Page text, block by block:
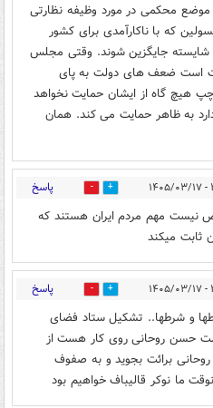
محکمی در مورد وظیفه نظارتی
که با ناکارآمدی برای کشور
شایسته جایگزین شوند. وقتی مجلس
است ضعف های دولت به پای
هیچ گاه از ایشان حمایت نخواهد
به ظاهر حمایت می کند. همان
1 پاسخ
نیست مهم مردم ایران هستند که
ثابت میکند
0 پاسخ
و شرطها.. تشکیل ستاد فضای
حسن روحانی روی کار هست‌ از
برائت بجوید و به صفوف
ما نوکر قالیباف خواهیم بود